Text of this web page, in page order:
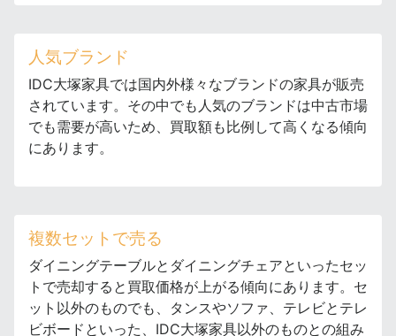
人気ブランド
IDC大塚家具では国内外様々なブランドの家具が販売
されています。その中でも人気のブランドは中古市場
でも需要が高いため、買取額も比例して高くなる傾向
にあります。
複数セットで売る
ダイニングテーブルとダイニングチェアといったセッ
トで売却すると買取価格が上がる傾向にあります。セ
ット以外のものでも、タンスやソファ、テレビとテレ
ビボードといった、IDC大塚家具以外のものとの組み